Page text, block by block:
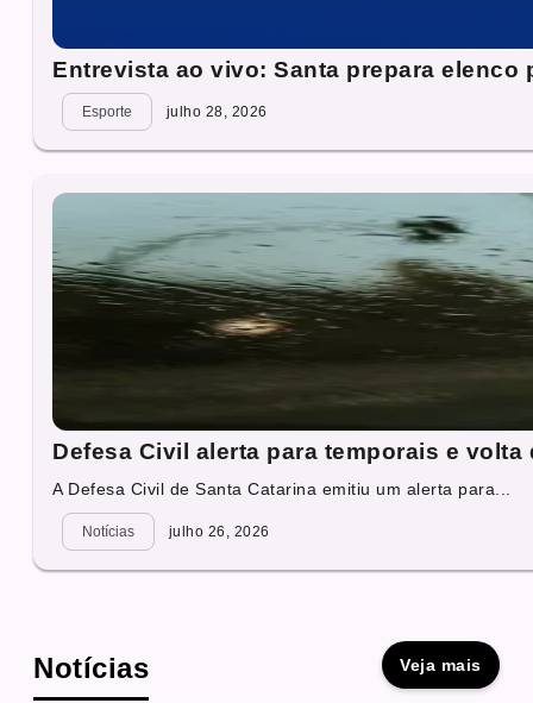
Entrevista ao vivo: Santa prepara elenco
Esporte julho 28, 2026
Defesa Civil alerta para temporais e
A Defesa Civil de Santa Catarina emitiu um alerta para...
Notícias julho 26, 2026
Notícias Veja mais